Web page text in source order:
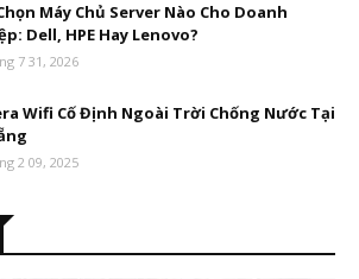
Máy Chủ Server Nào Cho Doanh
Dell, HPE Hay Lenovo?
7 31, 2026
Wifi Cố Định Ngoài Trời Chống Nước Tại
2 09, 2025